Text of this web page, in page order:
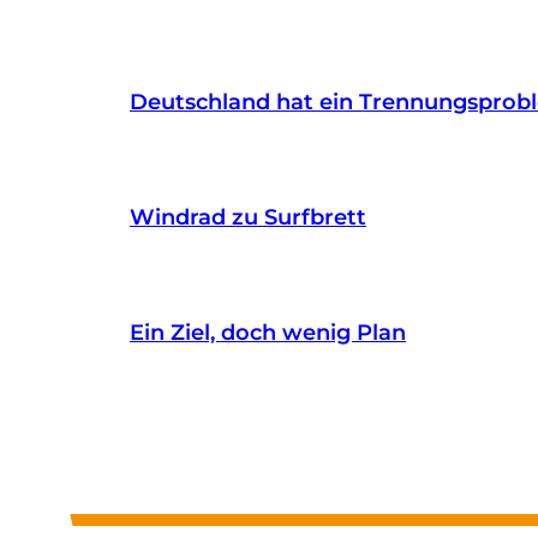
Deutschland hat ein
Windrad zu Surfbrett
Ein Ziel, doch wenig Plan